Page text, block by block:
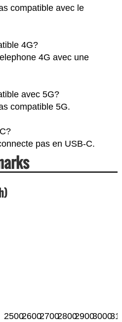
compatible avec le
4G?
4G avec une
avec 5G?
compatible 5G.
pas en USB-C.
250026002700280029003000